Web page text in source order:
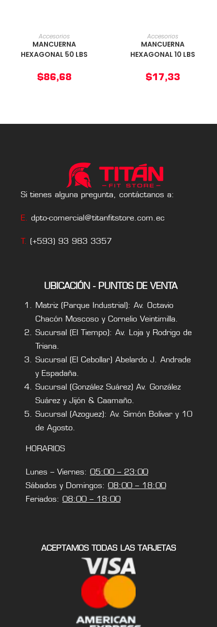
AÑADIR AL CARRITO
Accesorios
MANCUERNA
HEXAGONAL 50 LBS
$86,68
AÑADIR AL CARRITO
Accesorios
MANCUERNA
HEXAGONAL 10 LBS
$17,33
Si tienes alguna pregunta, contáctanos a:
E. dpto-comercial@titanfitstore.com.ec
T. (+593) 93 983 3357
UBICACIÓN - PUNTOS DE VENTA
Matriz (Parque Industrial): Av. Octavio
Chacón Moscoso y Cornelio Veintimilla.
Sucursal (El Tiempo): Av. Loja y Rodrigo de
Triana.
Sucursal (El Cebollar) Abelardo J. Andrade
y Espadaña.
Sucursal (González Suárez) Av. González
Suárez y Jijón & Caamaño.
Sucursal (Azoguez): Av. Simón Bolivar y 10
de Agosto.
HORARIOS
Lunes – Viernes: 05:00 – 23:00
Sábados y Domingos: 08:00 – 18:00
Feriados: 08:00 – 18:00
ACEPTAMOS TODAS LAS TARJETAS